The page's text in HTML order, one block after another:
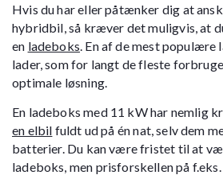
Hvis du har eller påtænker dig at
hybridbil, så kræver det muligvis, at
en ladeboks . En af de mest populære
lader, som for langt de fleste
optimale løsning.
En ladeboks med 11 kW har nemlig
en elbil fuldt ud på én nat, selv dem
batterier. Du kan være fristet til at
ladeboks, men prisforskellen på f.eks.